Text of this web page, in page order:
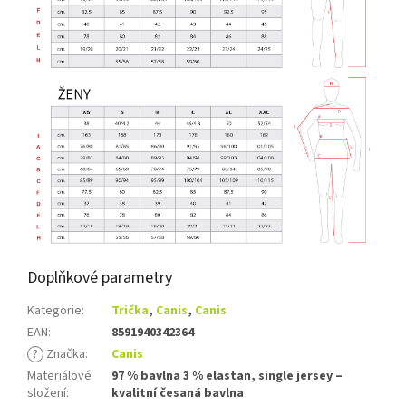
Doplňkové parametry
Kategorie: Trička, Canis, Canis
EAN:
8591940342364
? Značka:
Canis
Materiálové
složení:
97 % bavlna 3 % elastan, single jersey –
kvalitní česaná bavlna